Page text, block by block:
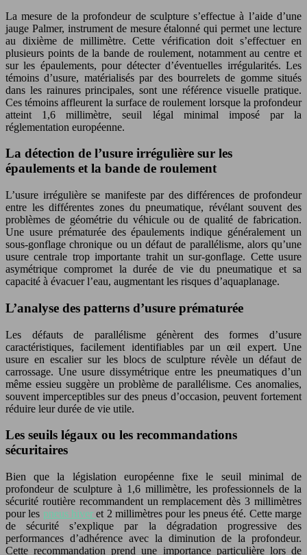
La mesure de la profondeur de sculpture s’effectue à l’aide d’une
jauge Palmer, instrument de mesure étalonné qui permet une lecture
au dixième de millimètre. Cette vérification doit s’effectuer en
plusieurs points de la bande de roulement, notamment au centre et
sur les épaulements, pour détecter d’éventuelles irrégularités. Les
témoins d’usure, matérialisés par des bourrelets de gomme situés
dans les rainures principales, sont une référence visuelle pratique.
Ces témoins affleurent la surface de roulement lorsque la profondeur
atteint 1,6 millimètre, seuil légal minimal imposé par la
réglementation européenne.
La détection de l’usure irrégulière sur les
épaulements et la bande de roulement
L’usure irrégulière se manifeste par des différences de profondeur
entre les différentes zones du pneumatique, révélant souvent des
problèmes de géométrie du véhicule ou de qualité de fabrication.
Une usure prématurée des épaulements indique généralement un
sous-gonflage chronique ou un défaut de parallélisme, alors qu’une
usure centrale trop importante trahit un sur-gonflage. Cette usure
asymétrique compromet la durée de vie du pneumatique et sa
capacité à évacuer l’eau, augmentant les risques d’aquaplanage.
L’analyse des patterns d’usure prématurée
Les défauts de parallélisme génèrent des formes d’usure
caractéristiques, facilement identifiables par un œil expert. Une
usure en escalier sur les blocs de sculpture révèle un défaut de
carrossage. Une usure dissymétrique entre les pneumatiques d’un
même essieu suggère un problème de parallélisme. Ces anomalies,
souvent imperceptibles sur des pneus d’occasion, peuvent fortement
réduire leur durée de vie utile.
Les seuils légaux ou les recommandations
sécuritaires
Bien que la législation européenne fixe le seuil minimal de
profondeur de sculpture à 1,6 millimètre, les professionnels de la
sécurité routière recommandent un remplacement dès 3 millimètres
pour les pneus hiveret 2 millimètres pour les pneus été. Cette marge
de sécurité s’explique par la dégradation progressive des
performances d’adhérence avec la diminution de la profondeur.
Cette recommandation prend une importance particulière lors de